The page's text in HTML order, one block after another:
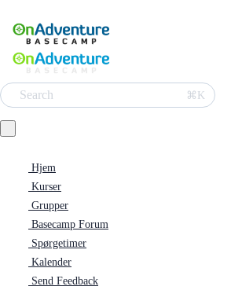
Search ⌘K
Hjem
Kurser
Grupper
Basecamp Forum
Spørgetimer
Kalender
Send Feedback